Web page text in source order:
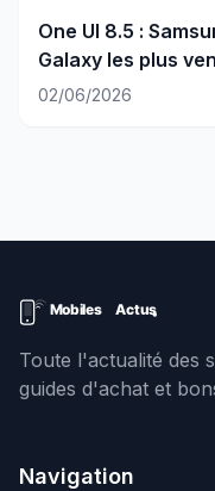
One UI 8.5 :
Galaxy les plus
02/06/2026
Toute l'actualité des
guides d'achat et
Navigation